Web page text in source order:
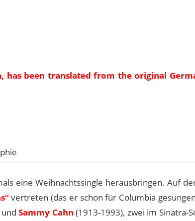
has been translated from the original
eine Weihnachtssingle herausbringen. Auf
vertreten (das er schon für Columbia
Sammy Cahn (1913-1993), zwei im Sinatra-